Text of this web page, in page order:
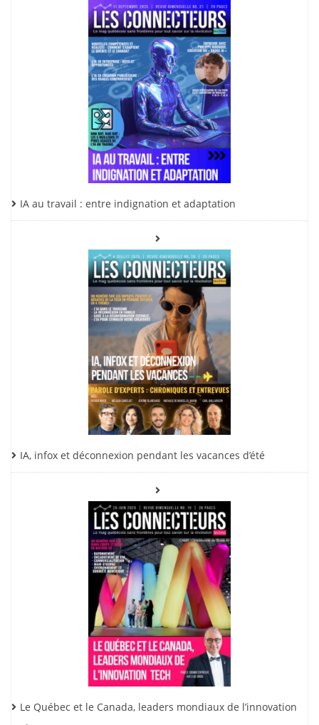
IA au travail : entre indignation et adaptation
IA, infox et déconnexion pendant les vacances d’été
Le Québec et le Canada, leaders mondiaux de l’innovation